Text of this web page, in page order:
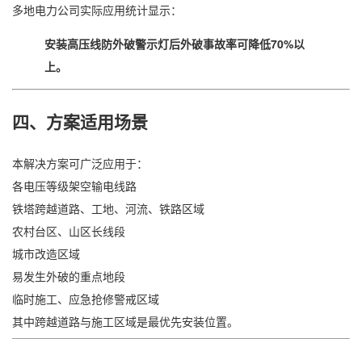
多地电力公司实际应用统计显示：
安装高压线防外破警示灯后外破事故率可降低70%以
上。
四、方案适用场景
本解决方案可广泛应用于：
各电压等级架空输电线路
铁塔跨越道路、工地、河流、铁路区域
农村台区、山区长线段
城市改造区域
易发生外破的重点地段
临时施工、应急抢修警戒区域
其中跨越道路与施工区域是最优先安装位置。